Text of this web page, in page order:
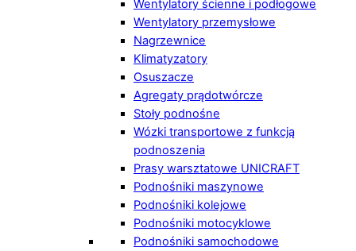
Wentylatory ścienne i podłogowe
Wentylatory przemysłowe
Nagrzewnice
Klimatyzatory
Osuszacze
Agregaty prądotwórcze
Stoły podnośne
Wózki transportowe z funkcją
podnoszenia
Prasy warsztatowe UNICRAFT
Podnośniki maszynowe
Podnośniki kolejowe
Podnośniki motocyklowe
Podnośniki samochodowe